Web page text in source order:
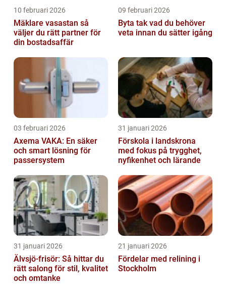
10 februari 2026
Mäklare vasastan så
väljer du rätt partner för
din bostadsaffär
09 februari 2026
Byta tak vad du behöver
veta innan du sätter igång
03 februari 2026
Axema VAKA: En säker
och smart lösning för
passersystem
31 januari 2026
Förskola i landskrona
med fokus på trygghet,
nyfikenhet och lärande
31 januari 2026
Älvsjö-frisör: Så hittar du
rätt salong för stil, kvalitet
och omtanke
21 januari 2026
Fördelar med relining i
Stockholm